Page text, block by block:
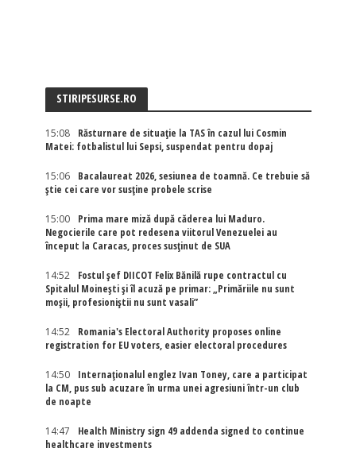
STIRIPESURSE.RO
15:08
Răsturnare de situație la TAS în cazul lui Cosmin
Matei: fotbalistul lui Sepsi, suspendat pentru dopaj
15:06
Bacalaureat 2026, sesiunea de toamnă. Ce trebuie să
știe cei care vor susține probele scrise
15:00
Prima mare miză după căderea lui Maduro.
Negocierile care pot redesena viitorul Venezuelei au
început la Caracas, proces susținut de SUA
14:52
Fostul șef DIICOT Felix Bănilă rupe contractul cu
Spitalul Moinești și îl acuză pe primar: „Primăriile nu sunt
moșii, profesioniștii nu sunt vasali”
14:52
Romania's Electoral Authority proposes online
registration for EU voters, easier electoral procedures
14:50
Internaţionalul englez Ivan Toney, care a participat
la CM, pus sub acuzare în urma unei agresiuni într-un club
de noapte
14:47
Health Ministry sign 49 addenda signed to continue
healthcare investments